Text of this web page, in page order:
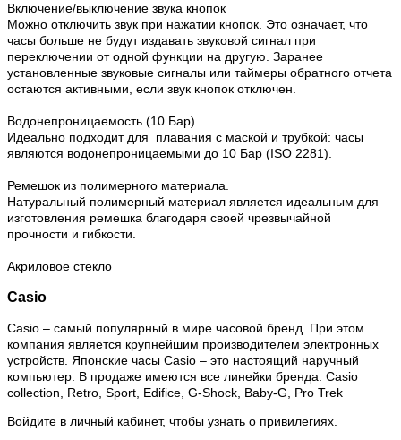
Включение/выключение звука кнопок
Можно отключить звук при нажатии кнопок. Это означает, что
часы больше не будут издавать звуковой сигнал при
переключении от одной функции на другую. Заранее
установленные звуковые сигналы или таймеры обратного отчета
остаются активными, если звук кнопок отключен.
Водонепроницаемость (10 Бар)
Идеально подходит для плавания с маской и трубкой: часы
являются водонепроницаемыми до 10 Бар (ISO 2281).
Ремешок из полимерного материала.
Натуральный полимерный материал является идеальным для
изготовления ремешка благодаря своей чрезвычайной
прочности и гибкости.
Акриловое стекло
Casio
Casio – самый популярный в мире часовой бренд. При этом
компания является крупнейшим производителем электронных
устройств. Японские часы Casio – это настоящий наручный
компьютер. В продаже имеются все линейки бренда: Casio
collection, Retro, Sport, Edifice, G-Shock, Baby-G, Pro Trek
Войдите в личный кабинет, чтобы узнать о привилегиях.